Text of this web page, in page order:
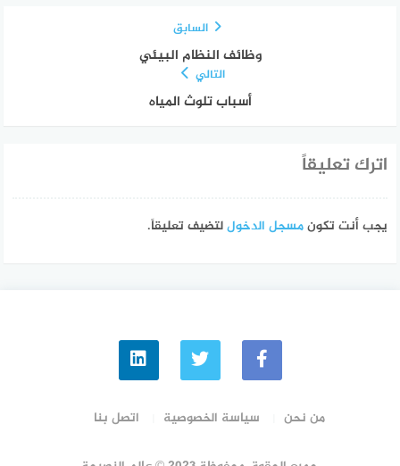
السابق
وظائف النظام البيئي
التالي
أسباب تلوث المياه
اترك تعليقاً
يجب أنت تكونمسجل الدخوللتضيف تعليقاً.
من نحن سياسة الخصوصية اتصل بنا